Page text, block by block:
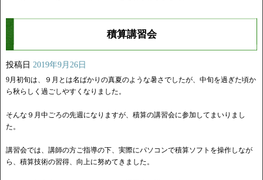
積算講習会
投稿日 2019年9月26日
9月初旬は、９月とは名ばかりの真夏のような暑さでしたが、中旬を過ぎた頃か
ら秋らしく過ごしやすくなりました。
そんな９月中ごろの先週になりますが、積算の講習会に参加してまいりまし
た。
講習会では、講師の方ご指導の下、実際にパソコンで積算ソフトを操作しなが
ら、積算技術の習得、向上に努めてきました。